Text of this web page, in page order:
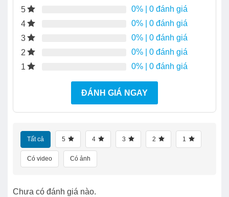
5 0% | 0 đánh giá
4
0% | 0 đánh giá
3
0% | 0 đánh giá
2
0% | 0 đánh giá
1
0% | 0 đánh giá
ĐÁNH GIÁ NGAY
Tất cả 5 4 3 2 1
Có video Có ảnh
Chưa có đánh giá nào.